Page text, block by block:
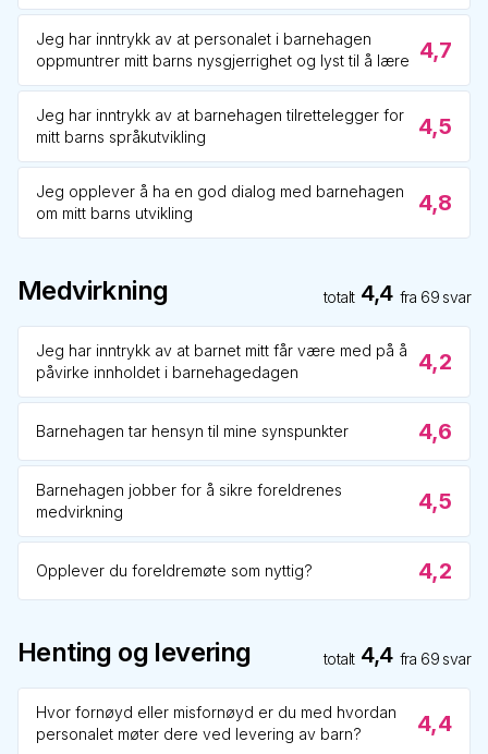
Jeg har inntrykk av at personalet i barnehagen
oppmuntrer mitt barns nysgjerrighet og lyst til å lære
4,7
Jeg har inntrykk av at barnehagen tilrettelegger for
mitt barns språkutvikling
4,5
Jeg opplever å ha en god dialog med barnehagen
om mitt barns utvikling
4,8
Medvirkning totalt 4,4 fra 69 svar
Jeg har inntrykk av at barnet mitt får være med på å
påvirke innholdet i barnehagedagen
4,2
Barnehagen tar hensyn til mine synspunkter 4,6
Barnehagen jobber for å sikre foreldrenes
medvirkning
4,5
Opplever du foreldremøte som nyttig? 4,2
Henting og levering totalt 4,4 fra 69 svar
Hvor fornøyd eller misfornøyd er du med hvordan
personalet møter dere ved levering av barn?
4,4